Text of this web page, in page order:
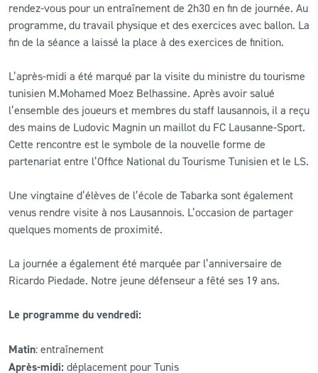
MATCH DES CELEBRITES
PRESSE ET MEDIAS
rendez-vous pour un entraînement de 2h30 en fin de journée. Au
programme, du travail physique et des exercices avec ballon. La
fin de la séance a laissé la place à des exercices de finition.
L’après-midi a été marqué par la visite du ministre du tourisme
tunisien M.Mohamed Moez Belhassine. Après avoir salué
l’ensemble des joueurs et membres du staff lausannois, il a reçu
des mains de Ludovic Magnin un maillot du FC Lausanne-Sport.
Cette rencontre est le symbole de la nouvelle forme de
partenariat entre l’Office National du Tourisme Tunisien et le LS.
Une vingtaine d’élèves de l’école de Tabarka sont également
venus rendre visite à nos Lausannois. L’occasion de partager
quelques moments de proximité.
La journée a également été marquée par l’anniversaire de
Ricardo Piedade. Notre jeune défenseur a fêté ses 19 ans.
Le programme du vendredi:
Matin: entraînement
Après-midi: déplacement pour Tunis